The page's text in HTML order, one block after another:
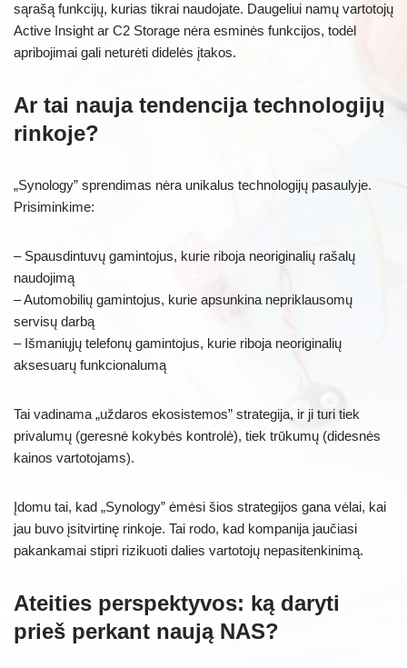
sąrašą funkcijų, kurias tikrai naudojate. Daugeliui namų vartotojų
Active Insight ar C2 Storage nėra esminės funkcijos, todėl
apribojimai gali neturėti didelės įtakos.
Ar tai nauja tendencija technologijų
rinkoje?
„Synology” sprendimas nėra unikalus technologijų pasaulyje.
Prisiminkime:
– Spausdintuvų gamintojus, kurie riboja neoriginalių rašalų
naudojimą
– Automobilių gamintojus, kurie apsunkina nepriklausomų
servisų darbą
– Išmaniųjų telefonų gamintojus, kurie riboja neoriginalių
aksesuarų funkcionalumą
Tai vadinama „uždaros ekosistemos” strategija, ir ji turi tiek
privalumų (geresnė kokybės kontrolė), tiek trūkumų (didesnės
kainos vartotojams).
Įdomu tai, kad „Synology” ėmėsi šios strategijos gana vėlai, kai
jau buvo įsitvirtinę rinkoje. Tai rodo, kad kompanija jaučiasi
pakankamai stipri rizikuoti dalies vartotojų nepasitenkinimą.
Ateities perspektyvos: ką daryti
prieš perkant naują NAS?